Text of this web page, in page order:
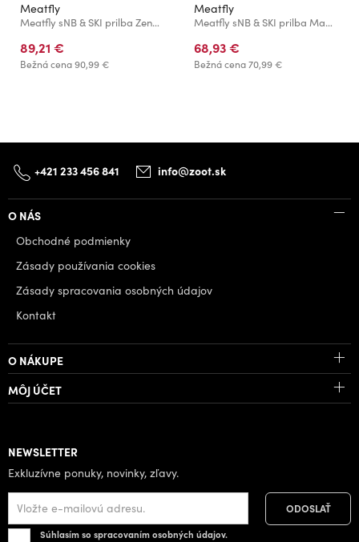
Meatfly
Meatfly sNB & SKI prilba Zenor Oil Green
89,21 €
Bežná cena90,99 €
Meatfly
Meatfly sNB & SKI prilba Maul Rampage Camo
68,93 €
Bežná cena70,99 €
+421 233 456 841 info@zoot.sk
O NÁS
Obchodné podmienky
Zásady používania cookies
Zásady spracovania osobných údajov
Kontakt
O NÁKUPE
MÔJ ÚČET
NEWSLETTER
Exkluzívne ponuky, novinky, zľavy.
Súhlasím so spracovaním osobných údajov.